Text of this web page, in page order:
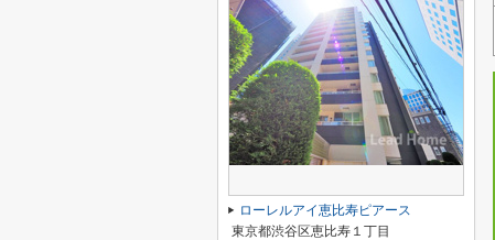
ローレルアイ恵比寿ピアース
東京都渋谷区恵比寿１丁目